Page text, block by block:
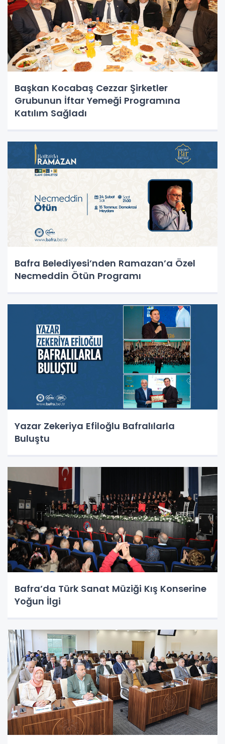
Başkan Kocabaş Cezzar Şirketler
Grubunun İftar Yemeği Programına
Katılım Sağladı
Bafra Belediyesi’nden Ramazan’a Özel
Necmeddin Ötün Programı
Yazar Zekeriya Efiloğlu Bafralılarla
Buluştu
Bafra’da Türk Sanat Müziği Kış Konserine
Yoğun İlgi